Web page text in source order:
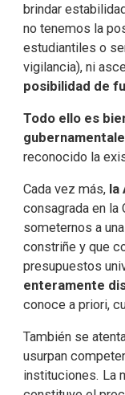
brindar
no tenemos la
estudiantiles o
vigilancia), ni
posibilidad de
Todo ello es
reconocido la
Cada vez más, la
consagrada en la
someternos a
constriñe y que
presupuestos
enteramente
conoce a priori,
También se
usurpan
instituciones. La